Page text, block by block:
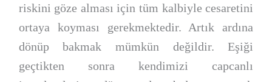
riskini göze alması için tüm kalbiyle cesaretini
ortaya koyması gerekmektedir. Artık ardına
dönüp bakmak mümkün değildir. Eşiği
geçtikten sonra kendimizi capcanlı